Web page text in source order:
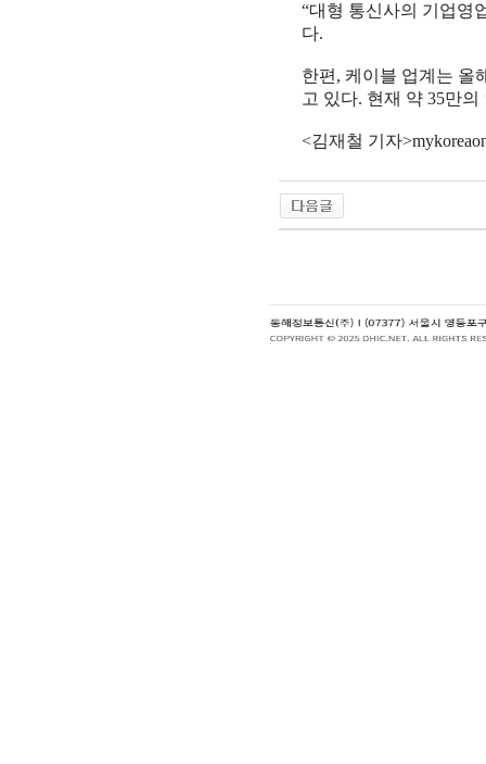
“대형 통신사의 기업영
다.
한편, 케이블 업계는 올
고 있다. 현재 약 35만
<김재철 기자